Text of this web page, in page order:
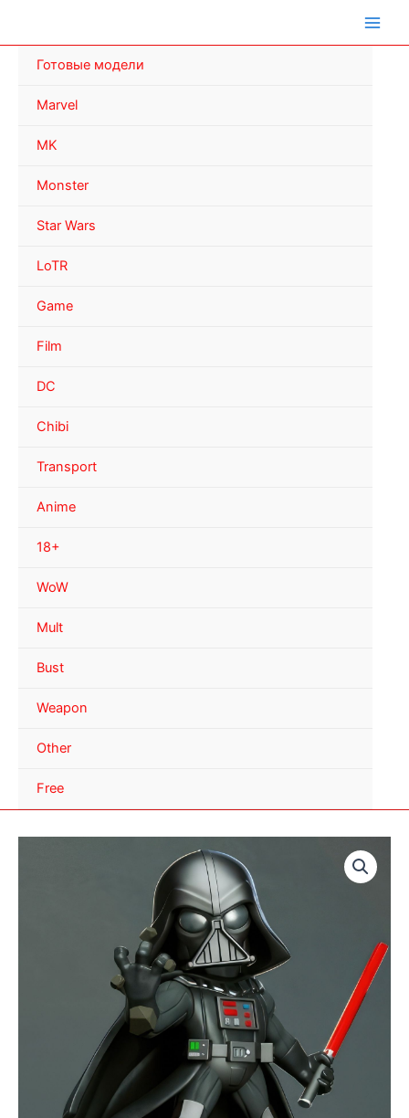
Готовые модели
Marvel
MK
Monster
Star Wars
LoTR
Game
Film
DC
Chibi
Transport
Anime
18+
WoW
Mult
Bust
Weapon
Other
Free